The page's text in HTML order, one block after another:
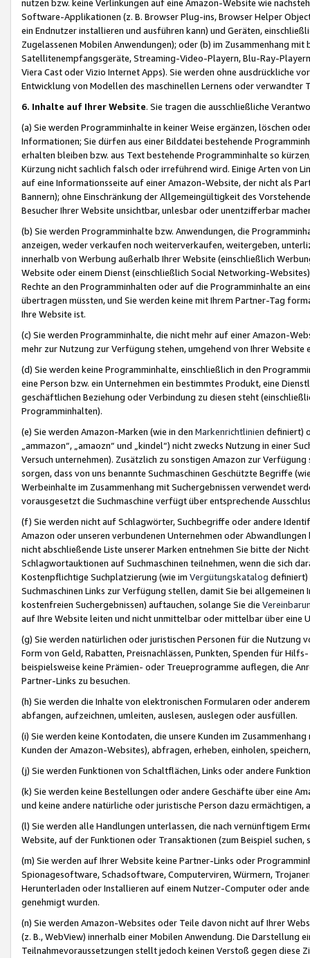
nutzen bzw. keine Verlinkungen auf eine Amazon-Website wie
Software-Applikationen (z. B. Browser Plug-ins, Browser Helper
ein Endnutzer installieren und ausführen kann) und Geräten,
Zugelassenen Mobilen Anwendungen); oder (b) im Zusammenhang
Satellitenempfangsgeräte, Streaming-Video-Playern, Blu-Ray-
Viera Cast oder Vizio Internet Apps). Sie werden ohne ausdrückliche
Entwicklung von Modellen des maschinellen Lernens oder
6. Inhalte auf Ihrer Website. Sie tragen die ausschließliche
(a) Sie werden Programminhalte in keiner Weise ergänzen, löschen
Informationen; Sie dürfen aus einer Bilddatei bestehende
erhalten bleiben bzw. aus Text bestehende Programminhalte so
Kürzung nicht sachlich falsch oder irreführend wird. Einige Arten von
auf eine Informationsseite auf einer Amazon-Website, der nicht als
Bannern); ohne Einschränkung der Allgemeingültigkeit des
Besucher Ihrer Website unsichtbar, unlesbar oder unentzifferbar
(b) Sie werden Programminhalte bzw. Anwendungen, die
anzeigen, weder verkaufen noch weiterverkaufen, weitergeben,
innerhalb von Werbung außerhalb Ihrer Website (einschließlich
Website oder einem Dienst (einschließlich Social Networking-
Rechte an den Programminhalten oder auf die Programminhalte an
übertragen müssten, und Sie werden keine mit Ihrem Partner-Tag
Ihre Website ist.
(c) Sie werden Programminhalte, die nicht mehr auf einer Amazon-
mehr zur Nutzung zur Verfügung stehen, umgehend von Ihrer
(d) Sie werden keine Programminhalte, einschließlich in den
eine Person bzw. ein Unternehmen ein bestimmtes Produkt, eine
geschäftlichen Beziehung oder Verbindung zu diesen steht
Programminhalten).
(e) Sie werden Amazon-Marken (wie in den Markenrichtlinien definiert)
„ammazon“, „amaozn“ und „kindel“) nicht zwecks Nutzung in einer
Versuch unternehmen). Zusätzlich zu sonstigen Amazon zur
sorgen, dass von uns benannte Suchmaschinen Geschützte Begriffe
Werbeinhalte im Zusammenhang mit Suchergebnissen verwendet
vorausgesetzt die Suchmaschine verfügt über entsprechende
(f) Sie werden nicht auf Schlagwörter, Suchbegriffe oder andere
Amazon oder unseren verbundenen Unternehmen oder
nicht abschließende Liste unserer Marken entnehmen Sie bitte der
Schlagwortauktionen auf Suchmaschinen teilnehmen, wenn die sich
Kostenpflichtige Suchplatzierung (wie im Vergütungskatalog definiert)
Suchmaschinen Links zur Verfügung stellen, damit Sie bei
kostenfreien Suchergebnissen) auftauchen, solange Sie die
auf Ihre Website leiten und nicht unmittelbar oder mittelbar über eine
(g) Sie werden natürlichen oder juristischen Personen für die Nutzung
Form von Geld, Rabatten, Preisnachlässen, Punkten, Spenden für
beispielsweise keine Prämien- oder Treueprogramme auflegen, die
Partner-Links zu besuchen.
(h) Sie werden die Inhalte von elektronischen Formularen oder
abfangen, aufzeichnen, umleiten, auslesen, auslegen oder ausfüllen.
(i) Sie werden keine Kontodaten, die unsere Kunden im
Kunden der Amazon-Websites), abfragen, erheben, einholen,
(j) Sie werden Funktionen von Schaltflächen, Links oder andere
(k) Sie werden keine Bestellungen oder andere Geschäfte über eine
und keine andere natürliche oder juristische Person dazu
(l) Sie werden alle Handlungen unterlassen, die nach vernünftigem
Website, auf der Funktionen oder Transaktionen (zum Beispiel
(m) Sie werden auf Ihrer Website keine Partner-Links oder
Spionagesoftware, Schadsoftware, Computerviren, Würmern,
Herunterladen oder Installieren auf einem Nutzer-Computer oder
genehmigt wurden.
(n) Sie werden Amazon-Websites oder Teile davon nicht auf Ihrer
(z. B., WebView) innerhalb einer Mobilen Anwendung. Die Darstellung
Teilnahmevoraussetzungen stellt jedoch keinen Verstoß gegen diese